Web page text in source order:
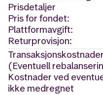
Prisdetaljer
Pris for fondet:
Plattformavgift:
Returprovisjon:
(Eventuell
Kostnader ved
ikke medregnet